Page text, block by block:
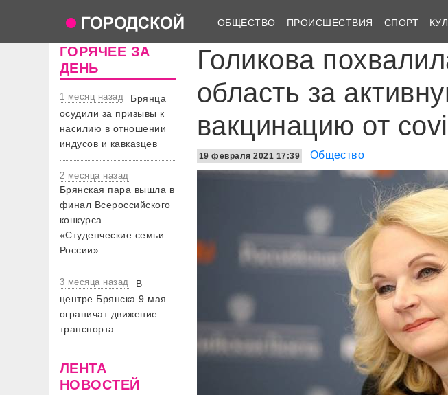
ОБЩЕСТВО ПРОИСШЕСТВИЯ СПОРТ
ГОРЯЧЕЕ ЗА
ДЕНЬ
1 месяц назад
Брянца
осудили за призывы к
насилию в отношении
индусов и кавказцев
2 месяца назад
Брянская пара вышла в
финал Всероссийского
конкурса
«Студенческие семьи
России»
3 месяца назад
В
центре Брянска 9 мая
ограничат движение
транспорта
ЛЕНТА
НОВОСТЕЙ
Голикова
область за
вакцинацию от
19 февраля 2021 17:39 Общество